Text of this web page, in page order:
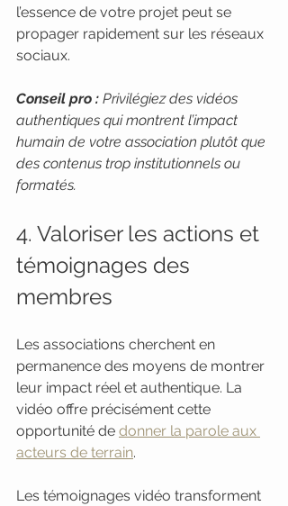
l’essence de votre projet peut se
propager rapidement sur les réseaux
sociaux.
Conseil pro : Privilégiez des vidéos
authentiques qui montrent l’impact
humain de votre association plutôt que
des contenus trop institutionnels ou
formatés.
4. Valoriser les actions et
témoignages des
membres
Les associations cherchent en
permanence des moyens de montrer
leur impact réel et authentique. La
vidéo offre précisément cette
opportunité de donner la parole aux
acteurs de terrain.
Les témoignages vidéo transforment